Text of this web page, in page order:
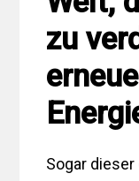
zu
Sogar